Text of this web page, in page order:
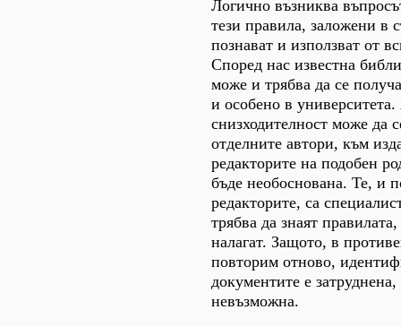
Логично възниква
тези правила, заложени в
познават и използват от
Според нас известна
може и трябва да се
и особено в
снизходителност може да
отделните автори, към
редакторите на подобен
бъде необоснована. Те, и
редакторите, са
трябва да знаят
налагат. Защото, в
повторим отново,
документите е
невъзможна.